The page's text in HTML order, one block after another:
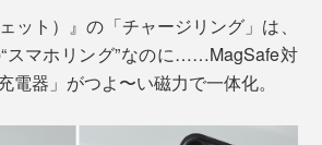
ット）』の「チャージリング」は、
スマホリング”なのに……MagSafe対
電器」がつよ〜い磁力で一体化。